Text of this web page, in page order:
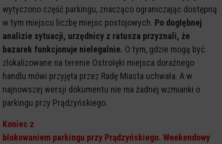
wytyczono część parkingu, znacząco ograniczając dostępną
w tym miejscu liczbę miejsc postojowych. Po dogłębnej
analizie sytuacji, urzędnicy z ratusza przyznali, że
bazarek funkcjonuje nielegalnie. O tym, gdzie mogą być
zlokalizowane na terenie Ostrołęki miejsca doraźnego
handlu mówi przyjęta przez Radę Miasta uchwała. A w
najnowszej wersji dokumentu nie ma żadnej wzmianki o
parkingu przy Prądzyńskiego.
Koniec z
blokowaniem parkingu przy Prądzyńskiego. Weekendowy